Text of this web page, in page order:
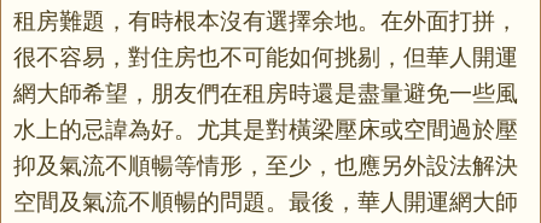
租房難題，有時根本沒有選擇余地。在外面打拼，
很不容易，對住房也不可能如何挑剔，但華人開運
網大師希望，朋友們在租房時還是盡量避免一些風
水上的忌諱為好。尤其是對橫梁壓床或空間過於壓
抑及氣流不順暢等情形，至少，也應另外設法解決
空間及氣流不順暢的問題。最後，華人開運網大師